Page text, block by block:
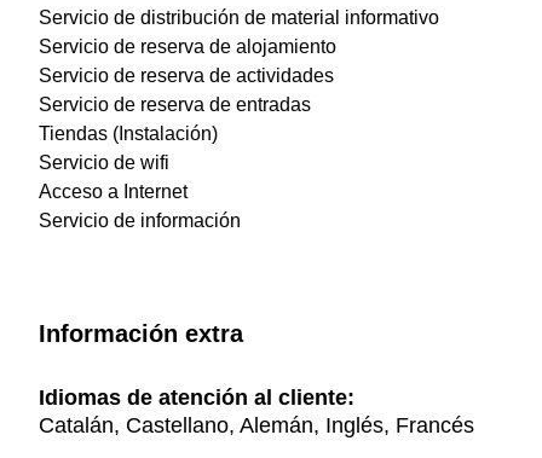
Servicio de distribución de material informativo
Servicio de reserva de alojamiento
Servicio de reserva de actividades
Servicio de reserva de entradas
Tiendas (Instalación)
Servicio de wifi
Acceso a Internet
Servicio de información
Información extra
Idiomas de atención al cliente:
Catalán, Castellano, Alemán, Inglés, Francés